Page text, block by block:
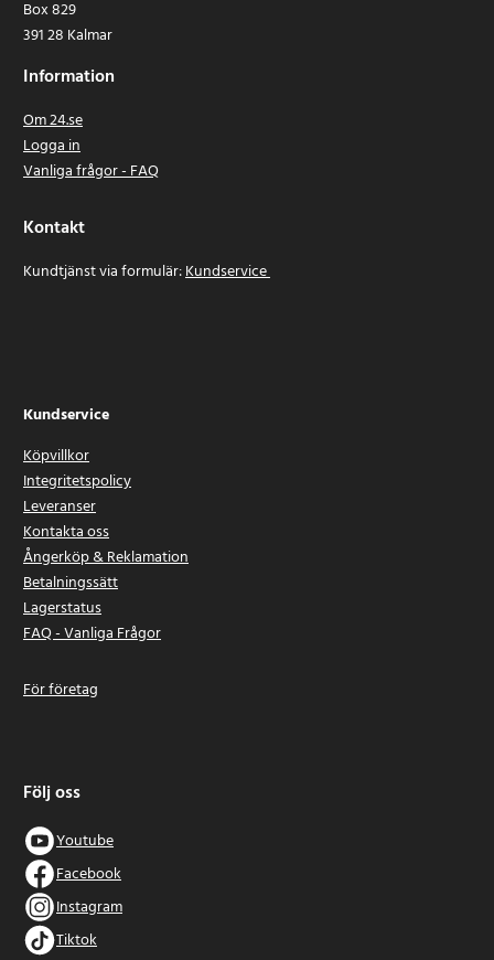
Box 829
391 28 Kalmar
Information
Om 24.se
Logga in
Vanliga frågor - FAQ
Kontakt
Kundtjänst via formulär:Kundservice
Kundservice
Köpvillkor
Integritetspolicy
Leveranser
Kontakta oss
Ångerköp & Reklamation
Betalningssätt
Lagerstatus
FAQ - Vanliga Frågor
För företag
Följ oss
Youtube
Facebook
Instagram
Tiktok